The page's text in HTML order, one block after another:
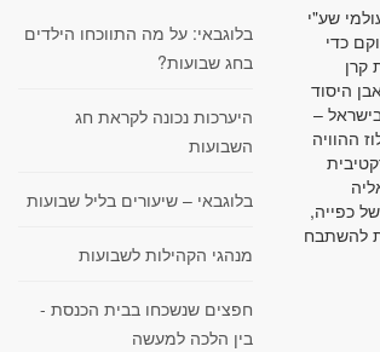
שע"י
כדי
קרן
היסוד
–
ההוויה
כפייה,
להשתבח
בלוגבאי: על מה התווכחו הילדים
בחג שבועות?
היערכות נכונה לקראת חג
השבועות
בלוגבאי – שיעורים בליל שבועות
מנהגי הקהילות לשבועות
חפצים שנשכחו בבית הכנסת -
בין הלכה למעשה